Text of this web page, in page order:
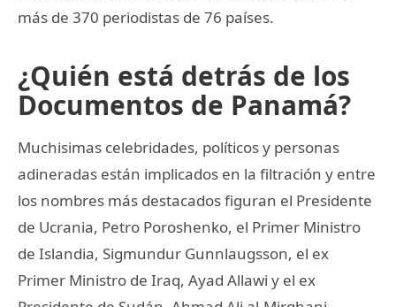
más de 370 periodistas de 76 países.
¿Quién está detrás de los
Documentos de Panamá?
Muchisimas celebridades, políticos y personas
adineradas están implicados en la filtración y entre
los nombres más destacados figuran el Presidente
de Ucrania, Petro Poroshenko, el Primer Ministro
de Islandia, Sigmundur Gunnlaugsson, el ex
Primer Ministro de Iraq, Ayad Allawi y el ex